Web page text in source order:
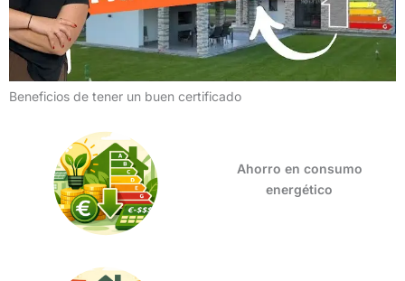
Beneficios de tener un buen certificado
Ahorro en consumo
energético